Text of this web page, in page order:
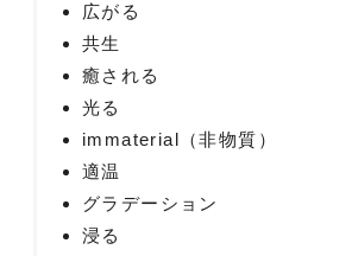
広がる
共生
癒される
光る
immaterial（非物質）
適温
グラデーション
浸る